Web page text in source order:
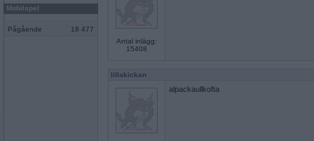
Mobilspel
Pågående 18 477
Antal inlägg:
15408
lillakickan
alpackaullkofta